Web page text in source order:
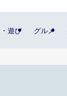
遊び グルメ